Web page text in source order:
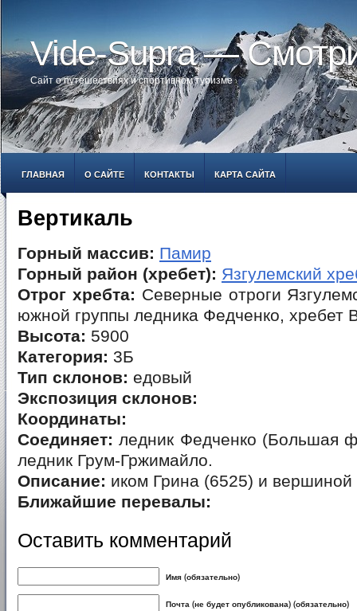
Vide-Supra —
Сайт о путешествиях и спортивном туризме
ГЛАВНАЯ О САЙТЕ КОНТАКТЫ КАРТА САЙТА
Вертикаль
Горный массив: Памир
Горный район (хребет): Язгулемский
Отрог хребта: Северные отроги
южной группы ледника Федченко, хребет
Высота: 5900
Категория: 3Б
Тип склонов: едовый
Экспозиция склонов:
Координаты:
Соединяет: ледник Федченко (Большая
ледник Грум-Гржимайло.
Описание: иком Грина (6525) и вершиной
Ближайшие перевалы:
Оставить комментарий
Имя (обязательно)
Почта (не будет опубликована) (обязательно)